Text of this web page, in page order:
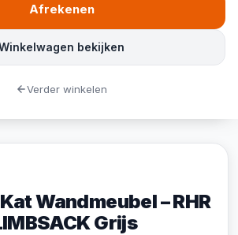
Wandmeubel – RHR
Grijs
bekijken
Afrekenen
Verder winkelen